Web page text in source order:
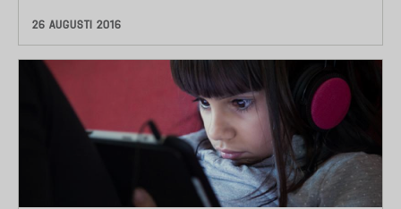
26 AUGUSTI 2016